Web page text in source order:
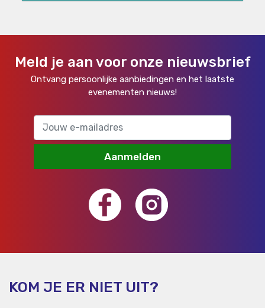
Meld je aan voor onze nieuwsbrief
Ontvang persoonlijke aanbiedingen en het laatste
evenementen nieuws!
Aanmelden
KOM JE ER NIET UIT?